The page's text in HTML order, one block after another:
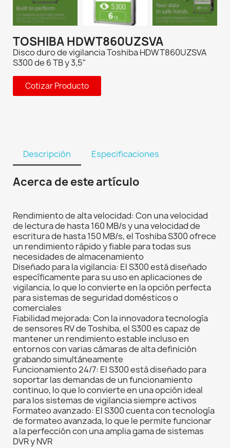
TOSHIBA HDWT860UZSVA
Disco duro de vigilancia Toshiba HDWT860UZSVA
S300 de 6 TB y 3,5"
Cotizar Producto
Descripción Especificaciones
Acerca de este artículo
Rendimiento de alta velocidad: Con una velocidad
de lectura de hasta 160 MB/s y una velocidad de
escritura de hasta 150 MB/s, el Toshiba S300 ofrece
un rendimiento rápido y fiable para todas sus
necesidades de almacenamiento
Diseñado para la vigilancia: El S300 está diseñado
específicamente para su uso en aplicaciones de
vigilancia, lo que lo convierte en la opción perfecta
para sistemas de seguridad domésticos o
comerciales
Fiabilidad mejorada: Con la innovadora tecnología
de sensores RV de Toshiba, el S300 es capaz de
mantener un rendimiento estable incluso en
entornos con varias cámaras de alta definición
grabando simultáneamente
Funcionamiento 24/7: El S300 está diseñado para
soportar las demandas de un funcionamiento
continuo, lo que lo convierte en una opción ideal
para los sistemas de vigilancia siempre activos
Formateo avanzado: El S300 cuenta con tecnología
de formateo avanzada, lo que le permite funcionar
a la perfección con una amplia gama de sistemas
DVR y NVR